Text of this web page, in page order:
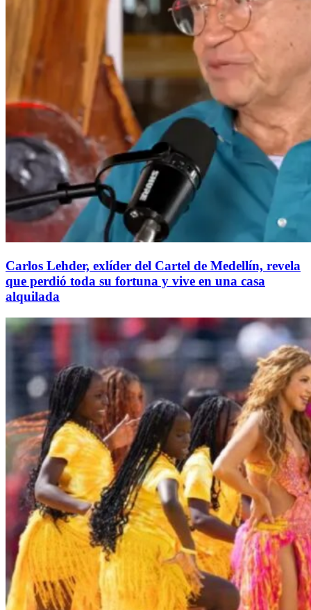
Carlos Lehder, exlíder del Cartel de Medellín, revela
que perdió toda su fortuna y vive en una casa
alquilada